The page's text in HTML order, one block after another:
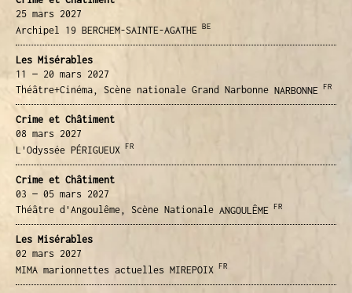
25 mars 2027
Archipel 19 BERCHEM-SAINTE-AGATHE BE
Les Misérables
11 — 20 mars 2027
Théâtre+Cinéma, Scène nationale Grand Narbonne NARBONNE FR
Crime et Châtiment
08 mars 2027
L'Odyssée PÉRIGUEUX FR
Crime et Châtiment
03 — 05 mars 2027
Théâtre d'Angoulême, Scène Nationale ANGOULÊME FR
Les Misérables
02 mars 2027
MIMA marionnettes actuelles MIREPOIX FR